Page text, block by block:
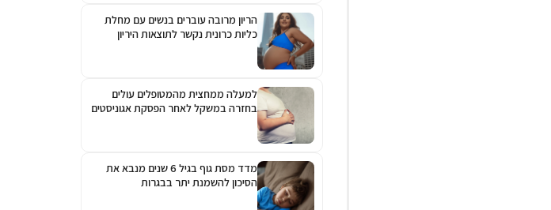
הריון מרובה עוברים בנשים עם מחלת
כליות כרונית נקשר לתוצאות היריון
למעלה ממחצית מהמטופלים עולים
בחזרה במשקל לאחר הפסקת אגוניסטים
מדד מסת גוף בגיל 6 שנים מנבא את
הסיכון להשמנת יתר בבגרות